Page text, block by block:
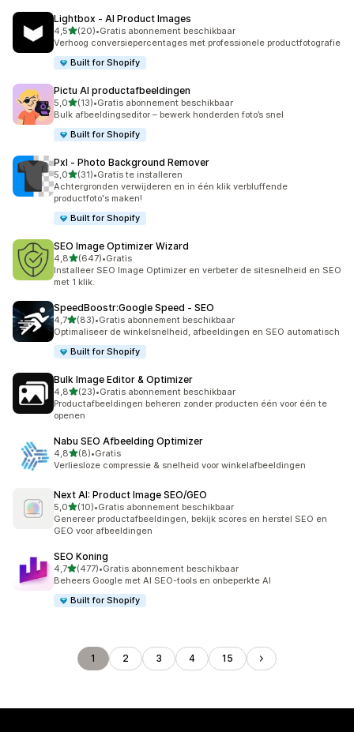
Lightbox ‑ AI Product Images
4,5van 5 sterren
(20)
20 recensies in totaal
•Gratis abonnement beschikbaar
Verhoog conversiepercentages met professionele productfotografie
Built for Shopify
Pictu AI productafbeeldingen
5,0van 5 sterren
(13)
13 recensies in totaal
•Gratis abonnement beschikbaar
Bulk afbeeldingseditor – bewerk honderden foto’s snel
Built for Shopify
Pxl ‑ Photo Background Remover
5,0van 5 sterren
(31)
31 recensies in totaal
•Gratis te installeren
Achtergronden verwijderen en in één klik verbluffende
productfoto's maken!
Built for Shopify
SEO Image Optimizer Wizard
4,8van 5 sterren
(647)
647 recensies in totaal
•Gratis
Installeer SEO Image Optimizer en verbeter de sitesnelheid en SEO
met 1 klik.
SpeedBoostr:Google Speed ‑ SEO
4,7van 5 sterren
(83)
83 recensies in totaal
•Gratis abonnement beschikbaar
Optimaliseer de winkelsnelheid, afbeeldingen en SEO automatisch
Built for Shopify
Bulk Image Editor & Optimizer
4,8van 5 sterren
(23)
23 recensies in totaal
•Gratis abonnement beschikbaar
Productafbeeldingen beheren zonder producten één voor één te
openen
Nabu SEO Afbeelding Optimizer
4,8van 5 sterren
(8)
8 recensies in totaal
•Gratis
Verliesloze compressie & snelheid voor winkelafbeeldingen
Next AI: Product Image SEO/GEO
5,0van 5 sterren
(10)
10 recensies in totaal
•Gratis abonnement beschikbaar
Genereer productafbeeldingen, bekijk scores en herstel SEO en
GEO voor afbeeldingen
SEO Koning
4,7van 5 sterren
(477)
477 recensies in totaal
•Gratis abonnement beschikbaar
Beheers Google met AI SEO-tools en onbeperkte AI
Built for Shopify
1 2 3 4 15